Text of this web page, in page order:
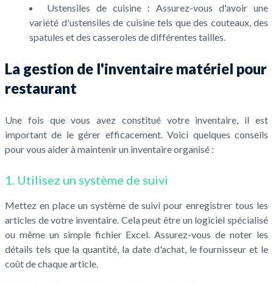
Ustensiles de cuisine : Assurez-vous d'avoir une
variété d'ustensiles de cuisine tels que des couteaux, des
spatules et des casseroles de différentes tailles.
La gestion de l'inventaire matériel pour
restaurant
Une fois que vous avez constitué votre inventaire, il est
important de le gérer efficacement. Voici quelques conseils
pour vous aider à maintenir un inventaire organisé :
1. Utilisez un système de suivi
Mettez en place un système de suivi pour enregistrer tous les
articles de votre inventaire. Cela peut être un logiciel spécialisé
ou même un simple fichier Excel. Assurez-vous de noter les
détails tels que la quantité, la date d'achat, le fournisseur et le
coût de chaque article.